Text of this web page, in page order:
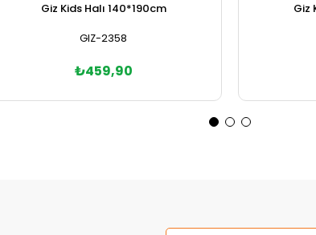
Giz Kids Halı 140*190cm
GIZ-2358
₺459,90
Giz